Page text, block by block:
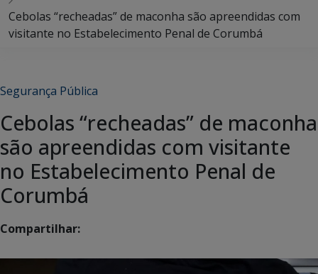
Cebolas “recheadas” de maconha são apreendidas com
visitante no Estabelecimento Penal de Corumbá
Segurança Pública
Cebolas “recheadas” de maconha
são apreendidas com visitante
no Estabelecimento Penal de
Corumbá
Compartilhar: